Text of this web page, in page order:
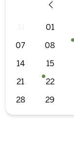
ZURÜCK
01
07
08
14
15
21
22
28
29